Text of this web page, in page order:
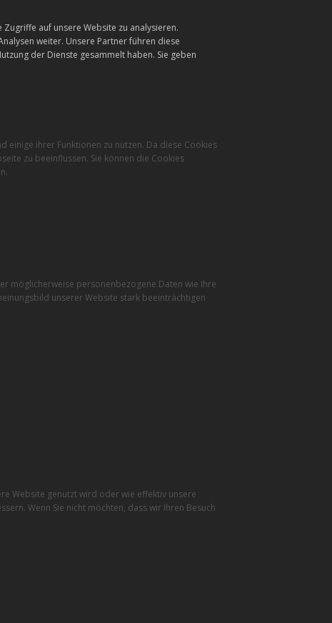
auf unsere Website zu analysieren.
weiter. Unsere Partner führen diese
der Dienste gesammelt haben. Sie geben
einige ihrer Funktionen zu nutzen. Da diese Cookies
zu beeinflussen. Sie können die Cookies
möglicherweise personenbezogene Daten wie Ihre
unserer Website stark beeinträchtigen
Website genutzt wird oder wie effektiv unsere
Wenn Sie nicht möchten, dass wir Ihren Besuch